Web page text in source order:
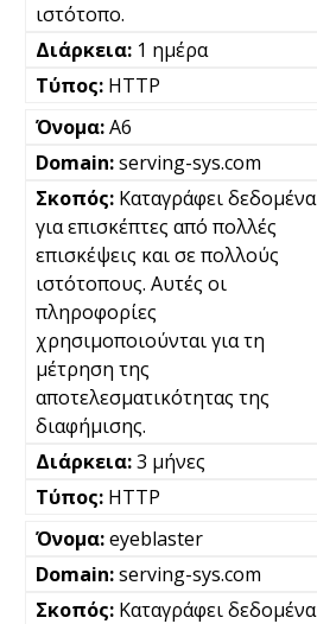
ιστότοπο.
1 ημέρα
HTTP
A6
serving-sys.com
Καταγράφει δεδομένα
για επισκέπτες από πολλές
επισκέψεις και σε πολλούς
ιστότοπους. Αυτές οι
πληροφορίες
χρησιμοποιούνται για τη
μέτρηση της
αποτελεσματικότητας της
διαφήμισης.
3 μήνες
HTTP
eyeblaster
serving-sys.com
Καταγράφει δεδομένα